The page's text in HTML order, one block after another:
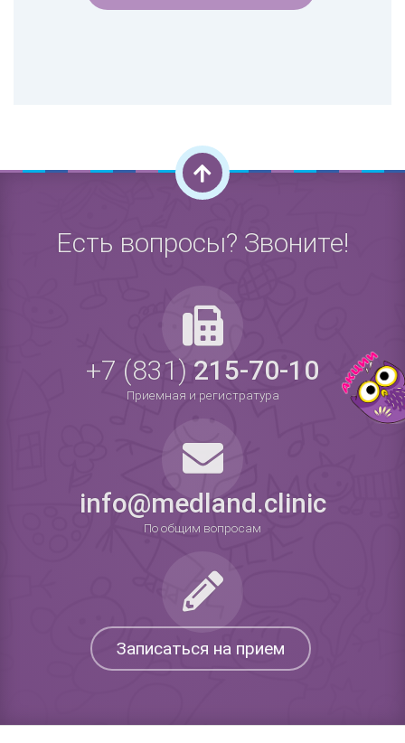
Есть вопросы? Звоните!
+7 (831)215-70-10
Приемная и регистратура
info@medland.clinic
По общим вопросам
Записаться на прием